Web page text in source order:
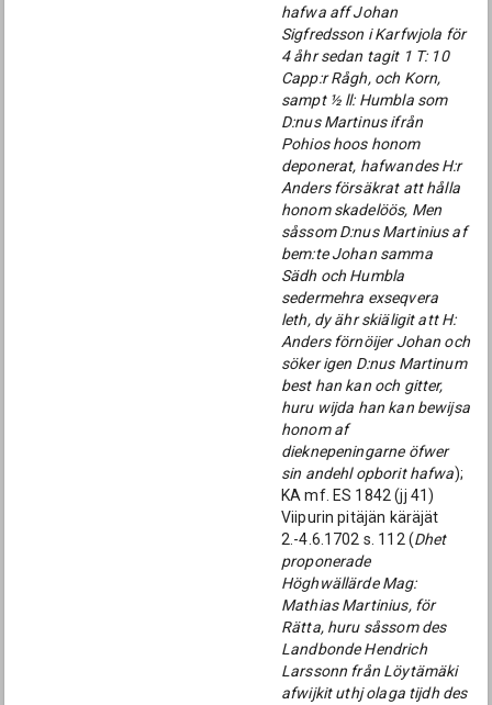
hafwa aff Johan
Sigfredsson i Karfwjola för
4 åhr sedan tagit 1 T: 10
Capp:r Rågh, och Korn,
sampt ½ ll: Humbla som
D:nus Martinus ifrån
Pohios hoos honom
deponerat, hafwandes H:r
Anders försäkrat att hålla
honom skadelöös, Men
såssom D:nus Martinius af
bem:te Johan samma
Sädh och Humbla
sedermehra exseqvera
leth, dy ähr skiäligit att H:
Anders förnöijer Johan och
söker igen D:nus Martinum
best han kan och gitter,
huru wijda han kan bewijsa
honom af
dieknepeningarne öfwer
sin andehl opborit hafwa);
KA mf. ES 1842 (jj 41)
Viipurin pitäjän käräjät
2.-4.6.1702 s. 112 (Dhet
proponerade
Höghwällärde Mag:
Mathias Martinius, för
Rätta, huru såssom des
Landbonde Hendrich
Larssonn från Löytämäki
afwijkit uthj olaga tijdh des